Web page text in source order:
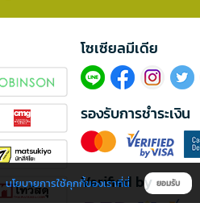
โซเซียลมีเดีย​
รองรับการชำระเงิน
Verified by
นโยบายการใช้คุกกี้ของเราที่นี่ ยอมรับ